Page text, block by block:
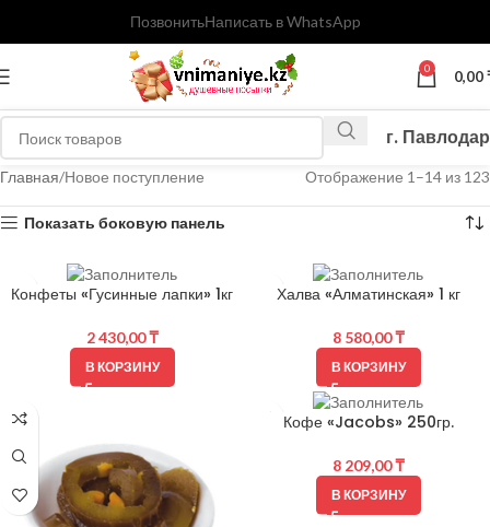
ПозвонитьНаписать в WhatsApp
0 0,00
г. Павлодар
Главная Новое поступление Отображение 1–14 из 123
Показать боковую панель
Конфеты «Гусинные лапки» 1кг
2 430,00₸
В КОРЗИНУ
Халва «Алматинская» 1 кг
8 580,00₸
В КОРЗИНУ
Кофе «Jacobs» 250гр.
8 209,00₸
В КОРЗИНУ